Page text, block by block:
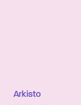
Arkisto